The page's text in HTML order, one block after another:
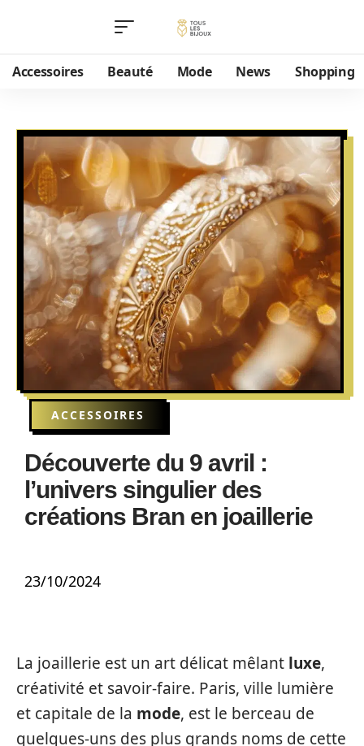
Accessoires Beauté Mode News Shopping
ACCESSOIRES
Découverte du 9 avril :
l’univers singulier des
créations Bran en joaillerie
23/10/2024
La joaillerie est un art délicat mêlant luxe,
créativité et savoir-faire. Paris, ville lumière
et capitale de la mode, est le berceau de
quelques-uns des plus grands noms de cette